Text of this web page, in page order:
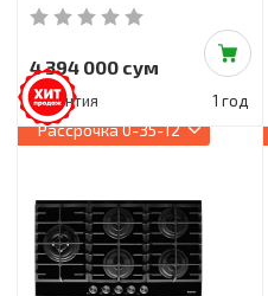
4 394 000 сум
Гарантия 1 год
Рассрочка0-35-12